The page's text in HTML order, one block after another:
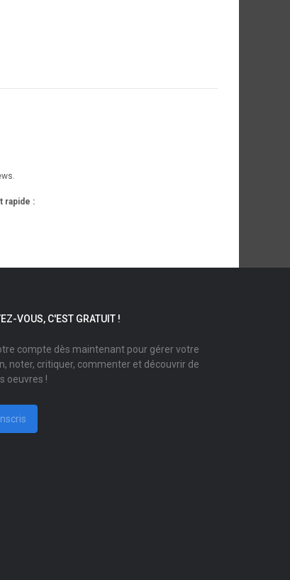
rapide :
VOUS, C'EST GRATUIT !
compte dès maintenant pour gérer votre
noter, critiquer, commenter et découvrir de
oeuvres !